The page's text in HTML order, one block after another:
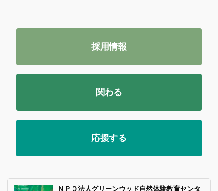
採用情報
関わる
応援する
ＮＰＯ法人グリーンウッド自然体験教育センタ